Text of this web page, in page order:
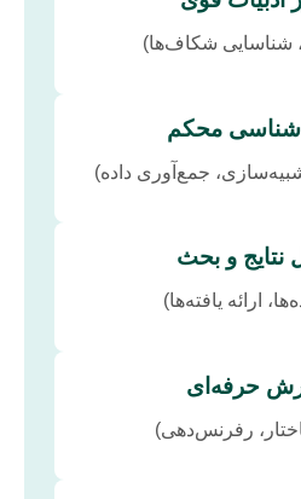
شناسایی شکاف‌ها)
جمع‌آوری داده)
ارائه یافته‌ها)
رفرنس‌دهی)